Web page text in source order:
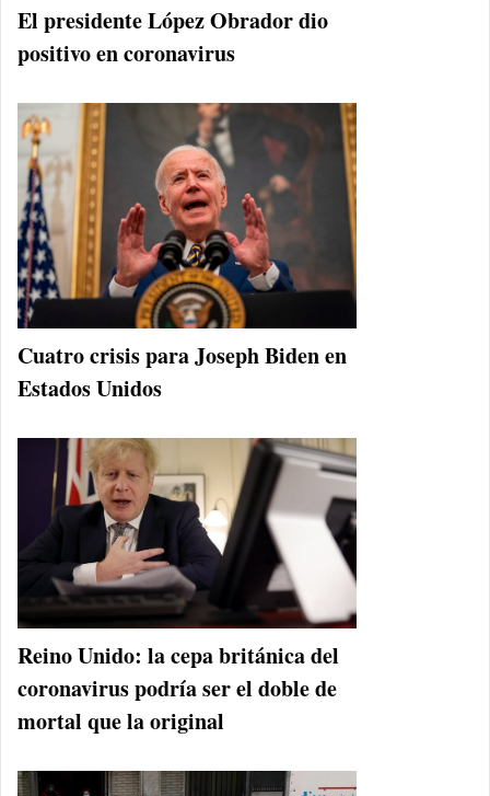
El presidente López Obrador dio
positivo en coronavirus
Cuatro crisis para Joseph Biden en
Estados Unidos
Reino Unido: la cepa británica del
coronavirus podría ser el doble de
mortal que la original